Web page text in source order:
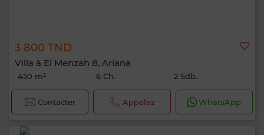
3 800 TND
Villa à El Menzah 8, Ariana
450 m² 6 Ch. 2 Sdb.
Contacter Appelez WhatsApp